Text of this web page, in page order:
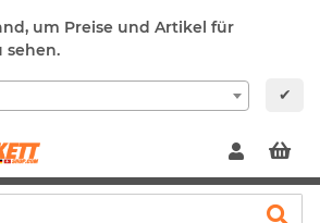
um Preise und Artikel für
sehen.
✔